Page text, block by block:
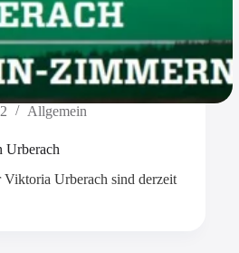
Allgemein
Urberach
Urberach sind derzeit